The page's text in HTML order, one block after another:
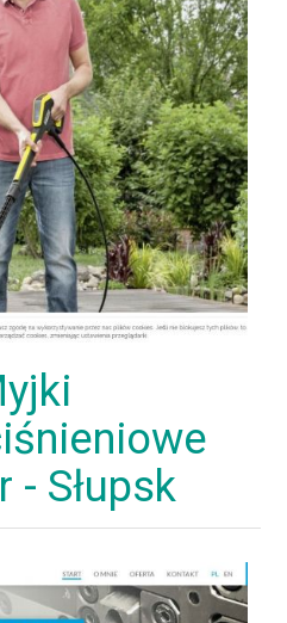
- Słupsk